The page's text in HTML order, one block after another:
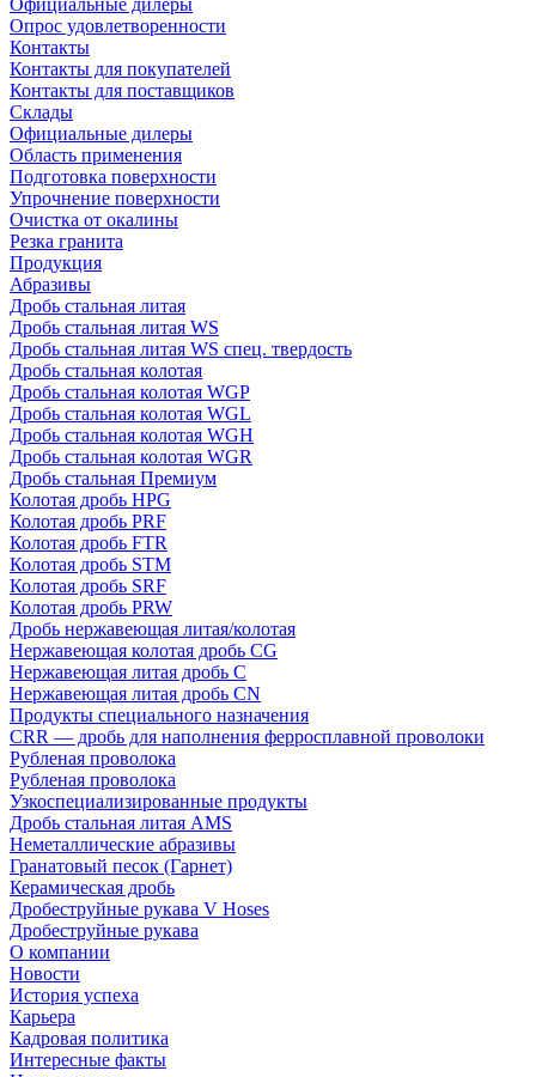
Официальные дилеры
Опрос удовлетворенности
Контакты
Контакты для покупателей
Контакты для поставщиков
Склады
Официальные дилеры
Область применения
Подготовка поверхности
Упрочнение поверхности
Очистка от окалины
Резка гранита
Продукция
Абразивы
Дробь стальная литая
Дробь стальная литая WS
Дробь стальная литая WS спец. твердость
Дробь стальная колотая
Дробь стальная колотая WGP
Дробь стальная колотая WGL
Дробь стальная колотая WGH
Дробь стальная колотая WGR
Дробь стальная Премиум
Колотая дробь HPG
Колотая дробь PRF
Колотая дробь FTR
Колотая дробь STM
Колотая дробь SRF
Колотая дробь PRW
Дробь нержавеющая литая/колотая
Нержавеющая колотая дробь CG
Нержавеющая литая дробь C
Нержавеющая литая дробь CN
Продукты специального назначения
CRR — дробь для наполнения ферросплавной проволоки
Рубленая проволока
Рубленая проволока
Узкоспециализированные продукты
Дробь стальная литая AMS
Неметаллические абразивы
Гранатовый песок (Гарнет)
Керамическая дробь
Дробеструйные рукава V Hoses
Дробеструйные рукава
О компании
Новости
История успеха
Карьера
Кадровая политика
Интересные факты